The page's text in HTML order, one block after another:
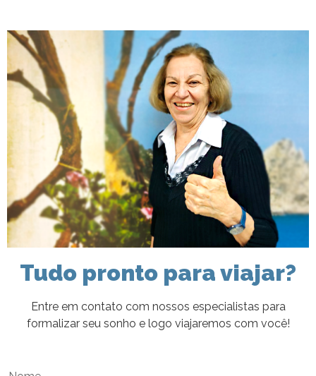
Tudo pronto para viajar?
Entre em contato com nossos especialistas para
formalizar seu sonho e logo viajaremos com você!